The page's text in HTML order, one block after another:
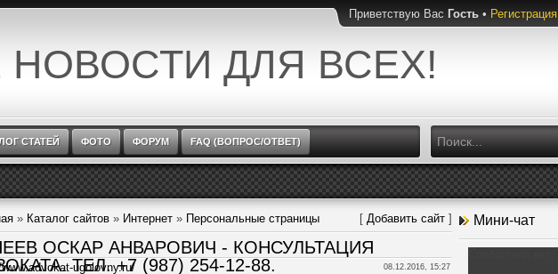
Приветствую Вас Гость • Регистрация
НОВОСТИ ДЛЯ ВСЕХ!
СТАТЕЙ ФОТО ФОРУМ FAQ (ВОПРОС/ОТВЕТ)
» Каталог сайтов » Интернет » Персональные страницы [ Добавить сайт ]
ОСКАР АНВАРОВИЧ - КОНСУЛЬТАЦИЯ
ТЕЛ. +7 (987) 254-12-88.
ugolovny.ru/ 08.12.2016, 15:27
Мини-чат